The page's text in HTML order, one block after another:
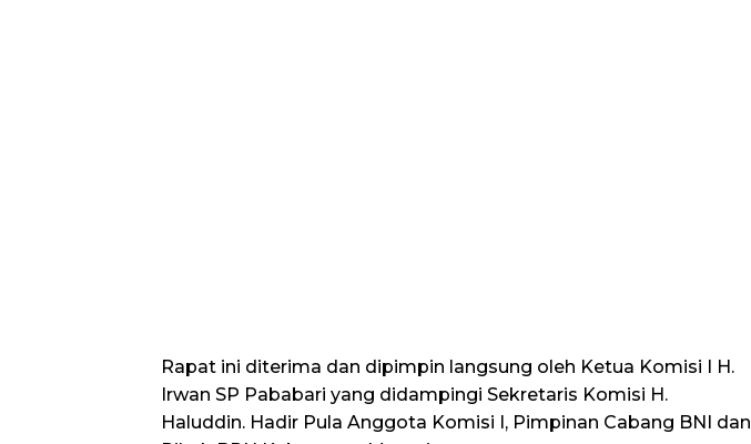
Rapat ini diterima dan dipimpin langsung oleh Ketua Komisi I H.
Irwan SP Pababari yang didampingi Sekretaris Komisi H.
Haluddin. Hadir Pula Anggota Komisi I, Pimpinan Cabang BNI dan